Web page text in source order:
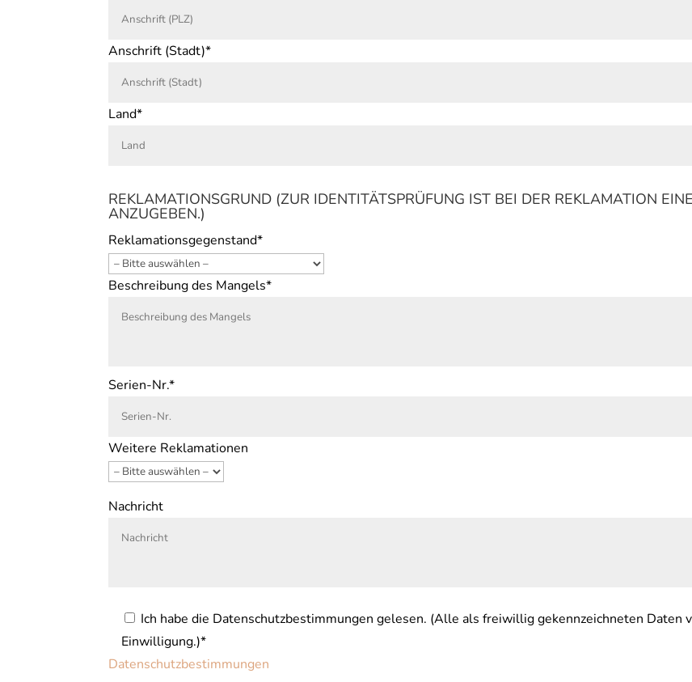
Anschrift (Stadt)*
Land*
REKLAMATIONSGRUND (ZUR IDENTITÄTSPRÜFUNG IST BEI DER REKLAMATION
ANZUGEBEN.)
Reklamationsgegenstand*
Beschreibung des Mangels*
Serien-Nr.*
Weitere Reklamationen
Nachricht
Ich habe die Datenschutzbestimmungen gelesen. (Alle als freiwillig gekennzeichneten Daten
Einwilligung.)*
Datenschutzbestimmungen